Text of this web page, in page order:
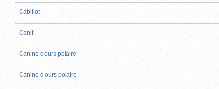
Cabillot
Canif
Canine d'ours polaire
Canine d’ours polaire